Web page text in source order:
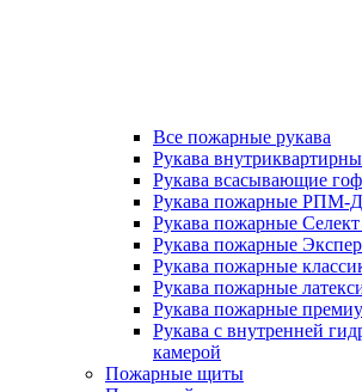
Все пожарные рукава
Рукава
Рукава всасывающие
Рукава пожарные РПМ-Д
Рукава пожарные
Рукава пожарные
Рукава пожарные
Рукава пожарные
Рукава пожарные
Рукава с внутренней
камерой
Пожарные щиты